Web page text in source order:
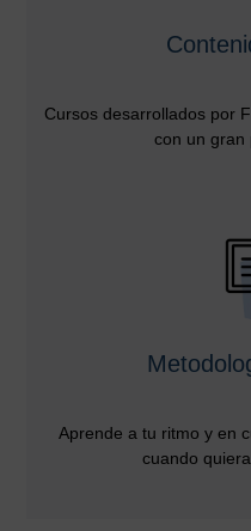
Cursos desarrollados por
con un gran
Aprende a tu ritmo y en
cuando